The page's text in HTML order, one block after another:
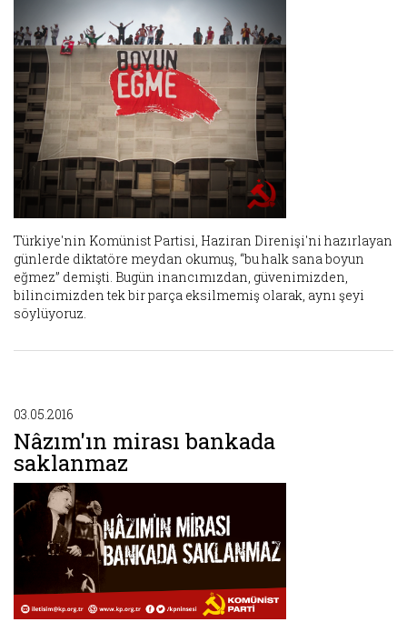
Türkiye'nin Komünist Partisi, Haziran Direnişi'ni hazırlayan
günlerde diktatöre meydan okumuş, “bu halk sana boyun
eğmez” demişti. Bugün inancımızdan, güvenimizden,
bilincimizden tek bir parça eksilmemiş olarak, aynı şeyi
söylüyoruz.
03.05.2016
Nâzım'ın mirası bankada
saklanmaz